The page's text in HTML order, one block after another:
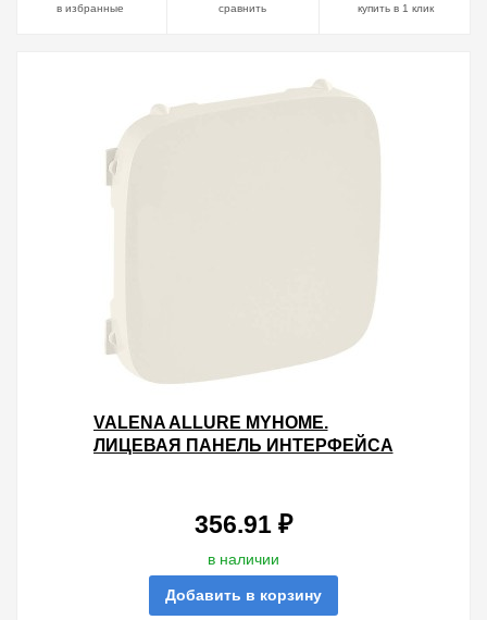
в избранные сравнить купить в 1 клик
VALENA ALLURE MYHOME.
ЛИЦЕВАЯ ПАНЕЛЬ ИНТЕРФЕЙСА
356.91 ₽
в наличии
Добавить в корзину